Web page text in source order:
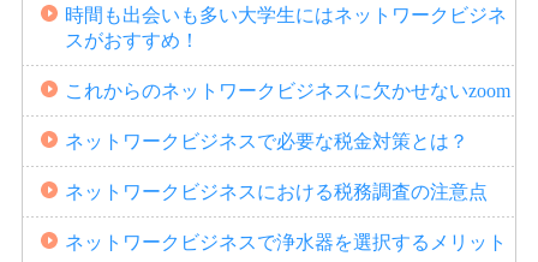
時間も出会いも多い大学生にはネットワークビジネ
スがおすすめ！
これからのネットワークビジネスに欠かせないzoom
ネットワークビジネスで必要な税金対策とは？
ネットワークビジネスにおける税務調査の注意点
ネットワークビジネスで浄水器を選択するメリット